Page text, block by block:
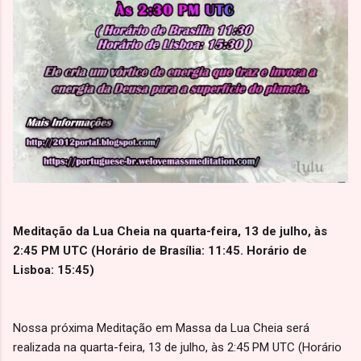
Meditação da Lua Cheia na quarta-feira, 13 de julho, às
2:45 PM UTC (Horário de Brasília: 11:45. Horário de
Lisboa: 15:45)
Nossa próxima Meditação em Massa da Lua Cheia será
realizada na quarta-feira, 13 de julho, às 2:45 PM UTC (Horário